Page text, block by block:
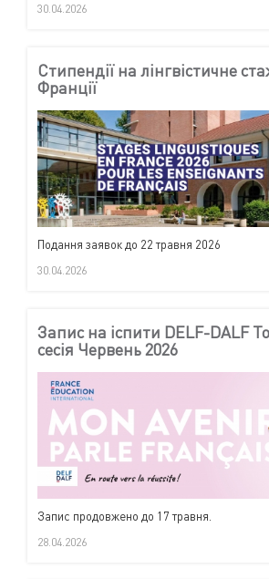
30.04.2026
Стипендії на лінгвістичне
Франції
Подання заявок до 22 травня 2026
30.04.2026
Запис на іспити DELF-DALF
сесія Червень 2026
Запис продовжено до 17 травня.
28.04.2026